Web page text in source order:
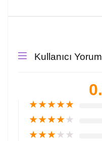
Kullanıcı
★★★★★
★★★★★
★★★★★